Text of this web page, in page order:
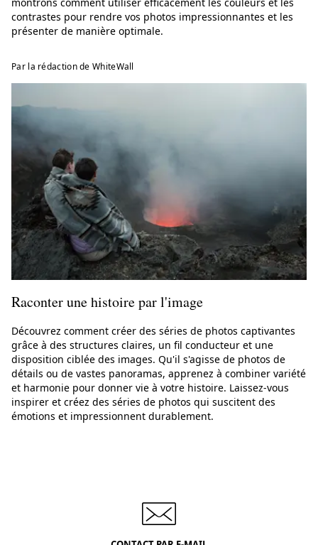
contrastes pour rendre vos photos impressionnantes et les
présenter de manière optimale.
Par la rédaction de WhiteWall
Raconter une histoire par l'image
Découvrez comment créer des séries de photos captivantes
grâce à des structures claires, un fil conducteur et une
disposition ciblée des images. Qu'il s'agisse de photos de
détails ou de vastes panoramas, apprenez à combiner variété
et harmonie pour donner vie à votre histoire. Laissez-vous
inspirer et créez des séries de photos qui suscitent des
émotions et impressionnent durablement.